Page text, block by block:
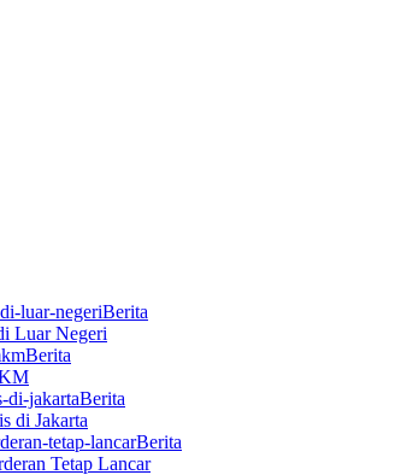
Berita
Luar Negeri
Berita
Berita
di Jakarta
Berita
Tetap Lancar